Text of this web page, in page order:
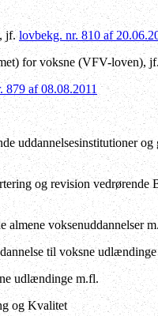
jf.lovbekg. nr. 810 af
for voksne (VFV-loven),
879 af 08.08.2011
uddannelsesinstitutioner og
og revision vedrørende
almene voksenuddannelser
til voksne
udlændinge m.fl.
og Kvalitet